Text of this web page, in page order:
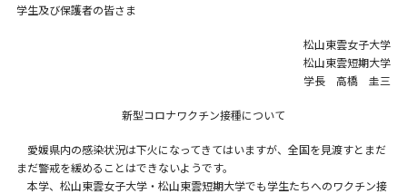
学生及び保護者の皆さま
松山東雲女子大学
松山東雲短期大学
学長 高橋 圭三
新型コロナワクチン接種について
愛媛県内の感染状況は下火になってきてはいますが、全国を見渡すとまだ
まだ警戒を緩めることはできないようです。
本学、松山東雲女子大学・松山東雲短期大学でも学生たちへのワクチン接